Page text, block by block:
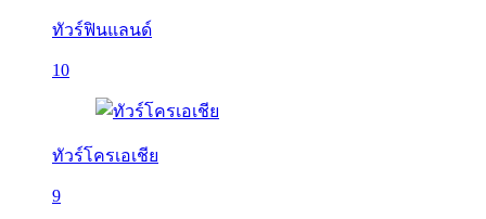
ทัวร์ฟินแลนด์
10
ทัวร์โครเอเชีย
9